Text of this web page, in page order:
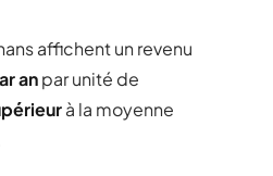
affichent un revenu
anpar unité de
à la moyenne